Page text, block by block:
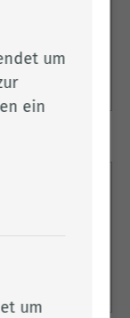
um
ein
um